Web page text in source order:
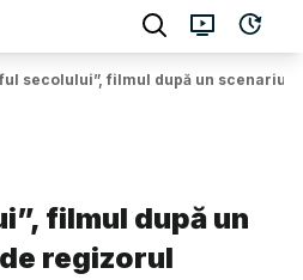
secolului”, filmul după un scenariu
filmul după un
regizorul